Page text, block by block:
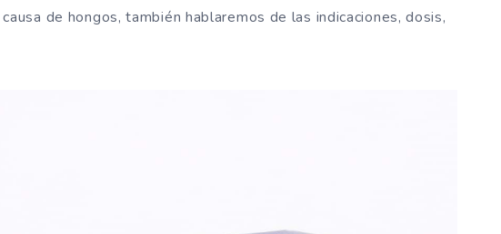
de hongos, también hablaremos de las indicaciones, dosis,